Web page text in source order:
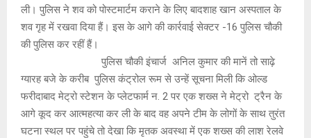
ली। पुलिस ने शव को पोस्टमार्टम कराने के लिए बादशाह खान अस्पताल के
शव गृह में रखवा दिया हैं। इस के आगे की कार्रवाई सेक्टर -16 पुलिस चौकी
की पुलिस कर रहीं हैं।
पुलिस चौकी इंचार्ज अनिल कुमार की मानें तो साढ़े
ग्यारह बजे के करीब पुलिस कंट्रोल रूम से उन्हें सूचना मिली कि ओल्ड
फरीदाबाद मेट्रो स्टेशन के प्लेटफार्म न. 2 पर एक शख्स ने मेट्रो ट्रैन के
आगे कूद कर आत्महत्या कर ली के बाद वह अपने टीम के लोगों के साथ तुरंत
घटना स्थल पर पहुंचे तो देखा कि मृतक अवस्था में एक शख्स की लाश रेलवे